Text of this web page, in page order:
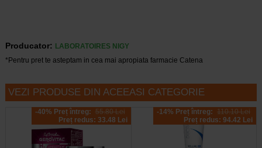
Producator:
LABORATOIRES NIGY
*Pentru pret te asteptam in cea mai apropiata farmacie Catena
VEZI PRODUSE DIN ACEEASI CATEGORIE
-40% Preț întreg: 55.80 Lei
Preț redus: 33.48 Lei
-14% Preț întreg: 110.10 Lei
Preț redus: 94.42 Lei